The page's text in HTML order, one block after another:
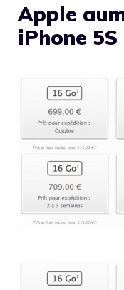
Apple
iPhone 5S